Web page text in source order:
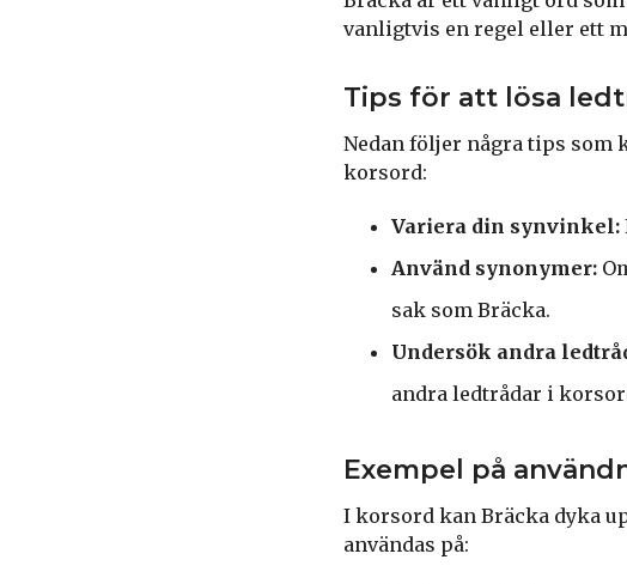
vanligtvis en regel eller ett
Tips för att lösa
Nedan följer några tips som
korsord:
Variera din synvinkel:
Använd synonymer:
sak som Bräcka.
Undersök andra
andra ledtrådar i
Exempel på
I korsord kan Bräcka dyka
användas på: